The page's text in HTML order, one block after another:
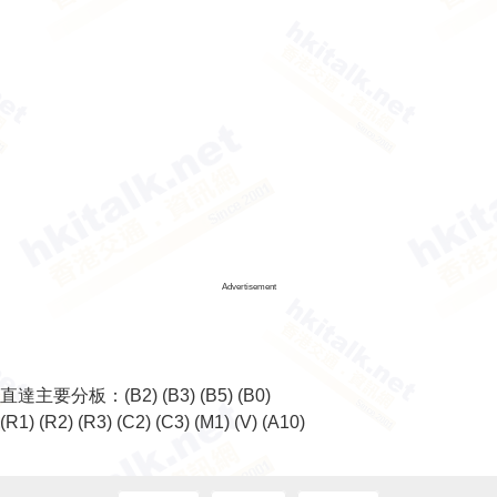
Advertisement
直達主要分板： (B2) (B3) (B5) (B0)
(R1) (R2) (R3) (C2) (C3) (M1) (V) (A10)